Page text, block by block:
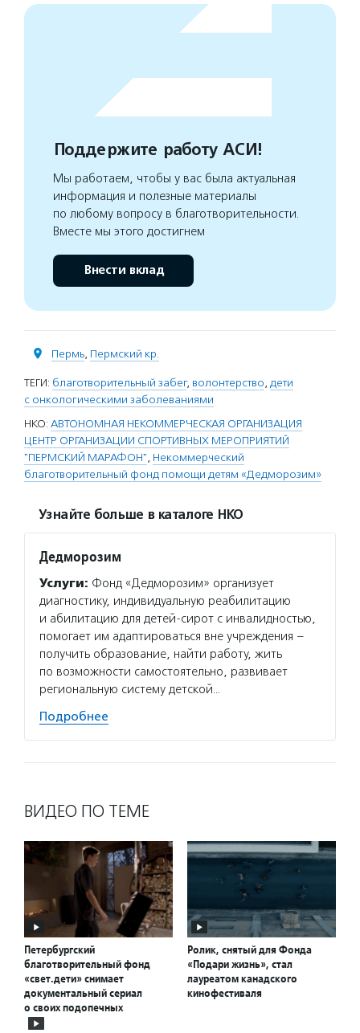
Поддержите работу АСИ!
Мы работаем, чтобы у вас была актуальная
информация и полезные материалы
по любому вопросу в благотворительности.
Вместе мы этого достигнем
Внести вклад
Пермь, Пермский кр.
ТЕГИ: благотворительный забег, волонтерство, дети
с онкологическими заболеваниями
НКО: АВТОНОМНАЯ НЕКОММЕРЧЕСКАЯ ОРГАНИЗАЦИЯ
ЦЕНТР ОРГАНИЗАЦИИ СПОРТИВНЫХ МЕРОПРИЯТИЙ
"ПЕРМСКИЙ МАРАФОН", Некоммерческий
благотворительный фонд помощи детям «Дедморозим»
Узнайте больше в каталоге НКО
Дедморозим
Услуги: Фонд «Дедморозим» организует
диагностику, индивидуальную реабилитацию
и абилитацию для детей-сирот с инвалидностью,
помогает им адаптироваться вне учреждения –
получить образование, найти работу, жить
по возможности самостоятельно, развивает
региональную систему детской…
Подробнее
ВИДЕО ПО ТЕМЕ
Петербургский
благотворительный фонд
«свет.дети» снимает
документальный сериал
о своих подопечных
Ролик, снятый для Фонда
«Подари жизнь», стал
лауреатом канадского
кинофестиваля